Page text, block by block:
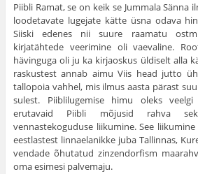
Piibli Ramat, se on keik se Jummala Sänna
loodetavate lugejate kätte üsna odava
Siiski edenes nii suure raamatu
kirjatähtede veerimine oli vaevaline.
hävinguga oli ju ka kirjaoskus üldiselt alla
raskustest annab aimu Viis head jutto
tallopoia vahhel, mis ilmus aasta pä­rast
sulest. Piiblilugemise himu oleks
erutavaid Piibli mõjusid rahva
vennastekoguduse liikumine. See
eestlastest linnaelanikke juba Tallinnas,
vendade õhutatud zinzendorfism
oma esimesi palve­maju.